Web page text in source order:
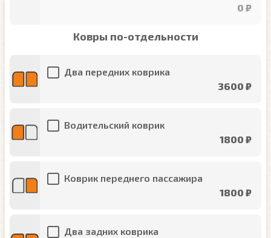
0 ₽
Ковры по-отдельности
Два передних коврика
3600 ₽
Водительский коврик
1800 ₽
Коврик переднего пассажира
1800 ₽
Два задних коврика